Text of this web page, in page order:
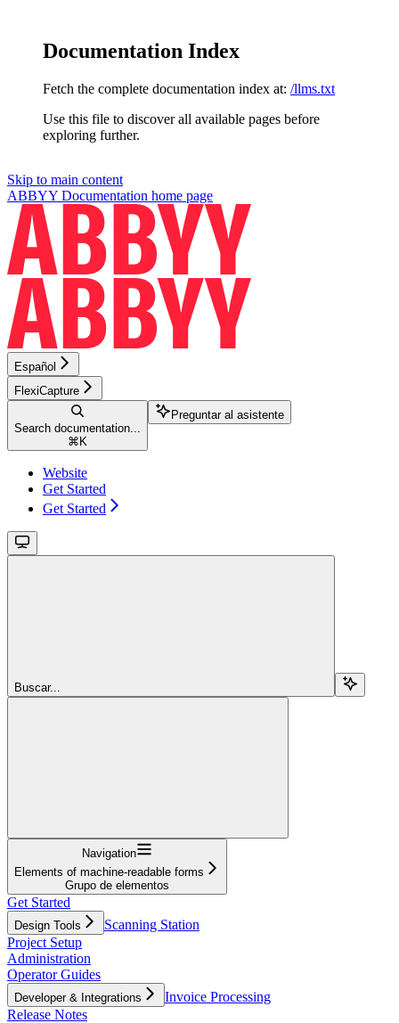
Documentation Index
Fetch the complete documentation index at: /llms.txt
Use this file to discover all available pages before
exploring further.
Skip to main content
ABBYY Documentation home page
Español
FlexiCapture
Search documentation...
⌘ K
Preguntar al asistente
Website
Get Started
Get Started
Buscar...
Navigation
Elements of machine-readable forms
Grupo de elementos
Get Started
Design Tools
Scanning Station
Project Setup
Administration
Operator Guides
Developer & Integrations
Invoice Processing
Release Notes